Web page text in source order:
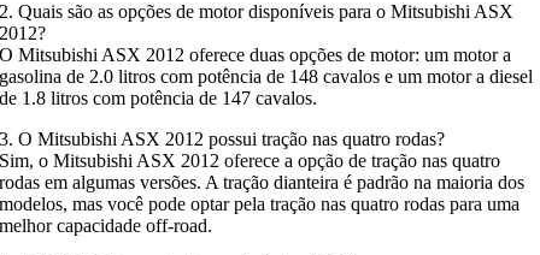
2. Quais são as opções de motor disponíveis para o Mitsubishi ASX
2012?
O Mitsubishi ASX 2012 oferece duas opções de motor: um motor a
gasolina de 2.0 litros com potência de 148 cavalos e um motor a diesel
de 1.8 litros com potência de 147 cavalos.
3. O Mitsubishi ASX 2012 possui tração nas quatro rodas?
Sim, o Mitsubishi ASX 2012 oferece a opção de tração nas quatro
rodas em algumas versões. A tração dianteira é padrão na maioria dos
modelos, mas você pode optar pela tração nas quatro rodas para uma
melhor capacidade off-road.